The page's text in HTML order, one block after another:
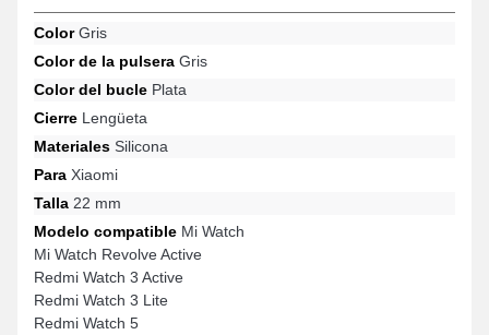
ColorGris
Color de la pulsera Gris
Color del bucle Plata
Cierre Lengüeta
Materiales Silicona
Para Xiaomi
Talla 22 mm
Modelo compatible Mi Watch
Mi Watch Revolve Active
Redmi Watch 3 Active
Redmi Watch 3 Lite
Redmi Watch 5